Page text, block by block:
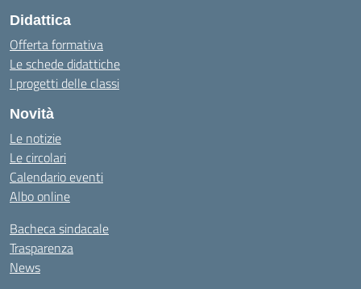
Didattica
Offerta formativa
Le schede didattiche
I progetti delle classi
Novità
Le notizie
Le circolari
Calendario eventi
Albo online
Bacheca sindacale
Trasparenza
News